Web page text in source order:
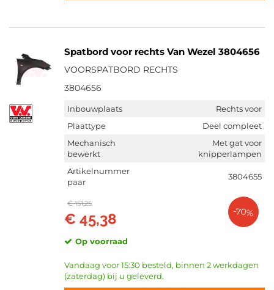
Spatbord voor rechts Van Wezel 3804656
VOORSPATBORD RECHTS
3804656
Inbouwplaats
Rechts voor
Plaattype
Deel compleet
Mechanisch
bewerkt
Met gat voor
knipperlampen
Artikelnummer
paar
3804655
€ 151,25
€ 45,38 -70%
Op voorraad
Vandaag voor 15:30 besteld, binnen 2 werkdagen
(zaterdag) bij u geleverd.